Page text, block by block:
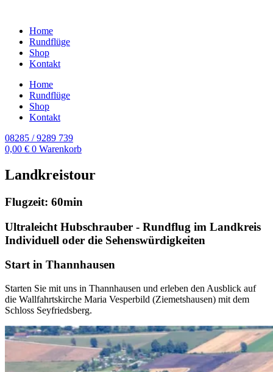
Home
Rundflüge
Shop
Kontakt
Home
Rundflüge
Shop
Kontakt
08285 / 9289 739
0,00 € 0 Warenkorb
Landkreistour
Flugzeit: 60min
Ultraleicht Hubschrauber - Rundflug im Landkreis
Individuell oder die Sehenswürdigkeiten
Start in Thannhausen
Starten Sie mit uns in Thannhausen und erleben den Ausblick auf
die Wallfahrtskirche Maria Vesperbild (Ziemetshausen) mit dem
Schloss Seyfriedsberg.